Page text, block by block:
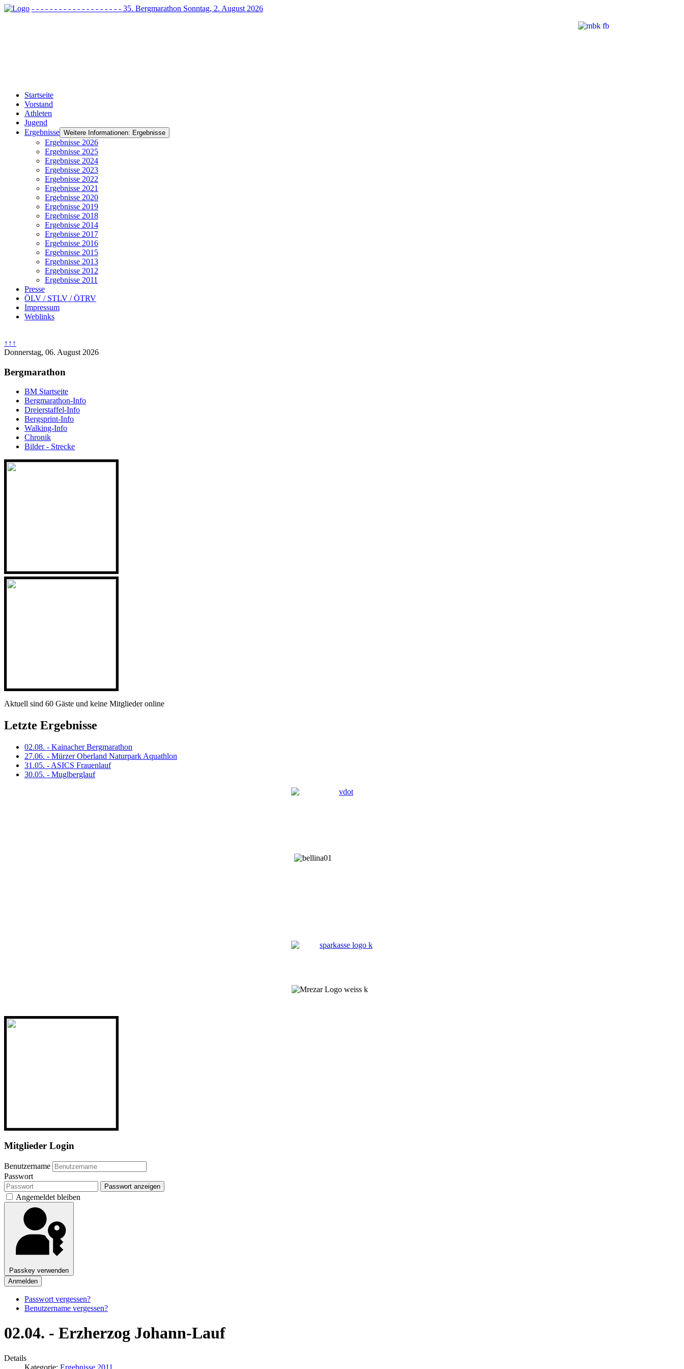
- - - - - - - - - - - - - - - - - - - - 35. Bergmarathon Sonntag, 2. August 2026
Startseite
Vorstand
Athleten
Jugend
Ergebnisse Weitere Informationen: Ergebnisse
Ergebnisse 2026
Ergebnisse 2025
Ergebnisse 2024
Ergebnisse 2023
Ergebnisse 2022
Ergebnisse 2021
Ergebnisse 2020
Ergebnisse 2019
Ergebnisse 2018
Ergebnisse 2014
Ergebnisse 2017
Ergebnisse 2016
Ergebnisse 2015
Ergebnisse 2013
Ergebnisse 2012
Ergebnisse 2011
Presse
ÖLV / STLV / ÖTRV
Impressum
Weblinks
↑↑↑
Donnerstag, 06. August 2026
Bergmarathon
BM Startseite
Bergmarathon-Info
Dreierstaffel-Info
Bergsprint-Info
Walking-Info
Chronik
Bilder - Strecke
Aktuell sind 60 Gäste und keine Mitglieder online
Letzte Ergebnisse
02.08. - Kainacher Bergmarathon
27.06. - Mürzer Oberland Naturpark Aquathlon
31.05. - ASICS Frauenlauf
30.05. - Muglberglauf
Mitglieder Login
Benutzername
Passwort
Passwort anzeigen
Angemeldet bleiben
Passkey verwenden
Anmelden
Passwort vergessen?
Benutzername vergessen?
02.04. - Erzherzog Johann-Lauf
Details
Kategorie: Ergebnisse 2011